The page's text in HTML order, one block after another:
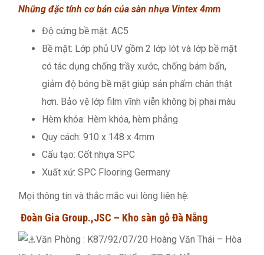
Những đặc tính cơ bản của sàn nhựa Vintex 4mm
Độ cứng bề mặt: AC5
Bề mặt: Lớp phủ UV gồm 2 lớp lót và lớp bề mặt
có tác dụng chống trầy xước, chống bám bẩn,
giảm độ bóng bề mặt giúp sản phẩm chân thật
hơn. Bảo vệ lớp film vĩnh viễn không bị phai màu
Hèm khóa: Hèm khóa, hèm phẳng
Quy cách: 910 x 148 x 4mm
Cấu tạo: Cốt nhựa SPC
Xuất xứ: SPC Flooring Germany
Mọi thông tin và thắc mắc vui lòng liên hệ:
Đoàn Gia Group.,JSC – Kho sàn gỗ Đà Nẵng
Văn Phòng : K87/92/07/20 Hoàng Văn Thái – Hòa